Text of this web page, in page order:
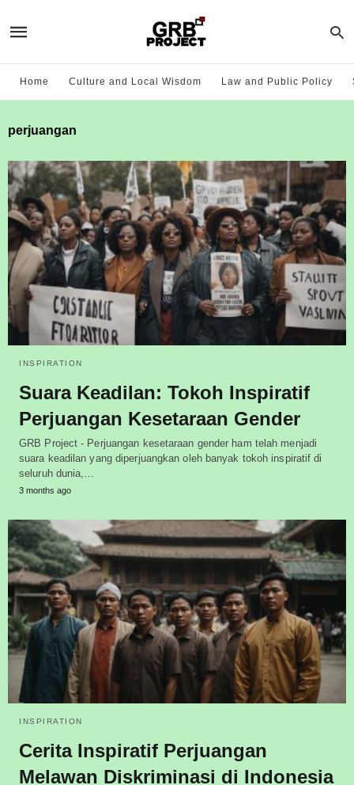
Home Culture and Local Wisdom Law and Public Policy
perjuangan
INSPIRATION
Suara Keadilan: Tokoh Inspiratif
Perjuangan Kesetaraan Gender
GRB Project - Perjuangan kesetaraan gender ham telah menjadi
suara keadilan yang diperjuangkan oleh banyak tokoh inspiratif di
seluruh dunia,…
3 months ago
INSPIRATION
Cerita Inspiratif Perjuangan
Melawan Diskriminasi di Indonesia